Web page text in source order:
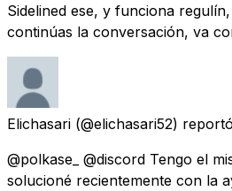
Sidelined ese, y funciona
continúas la conversación, va
Elichasari (@elichasari52) reportó
@polkase_ @discord Tengo el
solucioné recientemente con la